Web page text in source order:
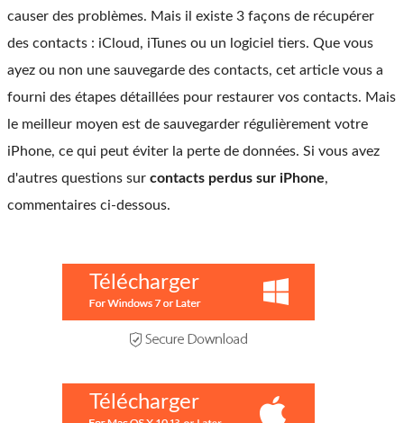
causer des problèmes. Mais il existe 3 façons de récupérer
des contacts : iCloud, iTunes ou un logiciel tiers. Que vous
ayez ou non une sauvegarde des contacts, cet article vous a
fourni des étapes détaillées pour restaurer vos contacts. Mais
le meilleur moyen est de sauvegarder régulièrement votre
iPhone, ce qui peut éviter la perte de données. Si vous avez
d'autres questions sur contacts perdus sur iPhone,
commentaires ci-dessous.
Télécharger
Télécharger